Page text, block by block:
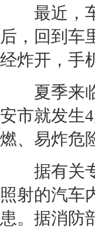
最近，车
后，回到车
经炸开，手
夏季来临
安市就发生
燃、易炸危
据有关专
照射的汽车
患。据消防